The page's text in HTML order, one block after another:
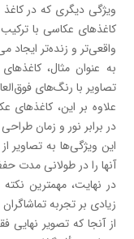
ویژگی دیگری که در
کاغذهای عکاسی با
واقعی‌تر و زنده‌تر ایجاد
تصاویر با رنگ‌های
علاوه بر این، کاغذهای
در برابر نور و زمان
این ویژگی‌ها به
آنها را در طولانی مدت
در نهایت، مهمترین
زیادی بر تجربه
از آنجا که تصویر